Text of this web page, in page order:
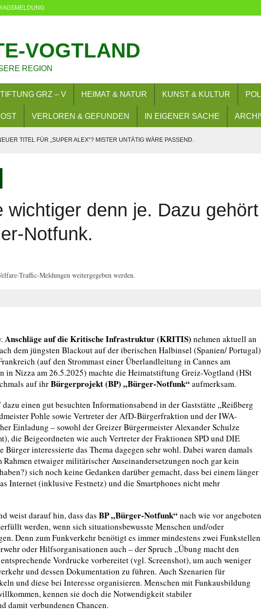
VOGTLAND
REGION
GRZ – V HEIMAT & NATUR KUNST & KULTUR
VERLOREN & GEFUNDEN IN EIGENER SACHE
TITEL FÜR „SUPER ALEX“? MISTER UNTÄTIG WÄRE PASSEND.
OHNE FAHRERLAUBNIS
ALS 380 KINDER BESUCHEN FLORIANBILDUNGSZENTRUM (FLOBIZ)
AUF SPIELPLATZ
wichtiger denn je. Dazu gehört
Notfunk.
Traffic-Meldungen weitergegeben werden.
Anschläge auf die Kritische Infrastruktur(KRITIS) nehmen aktuell an
dem jüngsten Blackout auf der iberischen Halbinsel (Spanien/ Portugal)
(auf den Strommast einer Überlandleitung in Cannes am
in Nizza am 26.5.2025) machte die Heimatstiftung Greiz-Vogtland (HSt
auf ihrBürgerprojekt (BP) „Bürger-Notfunk“aufmerksam.
einen gut besuchten Informationsabend in der Gaststätte „Reißberg
Pohle sowie Vertreter der AfD-Bürgerfraktion und der IWA-
Einladung – sowohl der Greizer Bürgermeister Alexander Schulze
die Beigeordneten wie auch Vertreter der Fraktionen SPD und DIE
interessierte das Thema dagegen sehr wohl. Dabei waren damals
etwaiger militärischer Auseinandersetzungen noch gar kein
sich noch keine Gedanken darüber gemacht, dass bei einem länger
Internet (inklusive Festnetz) und die Smartphones nicht mehr
weist darauf hin, dass das BP „Bürger-Notfunk“nach wie vor angeboten
werden, wenn sich situationsbewusste Menschen und/oder
Denn zum Funkverkehr benötigt es immer mindestens zwei
oder Hilfsorganisationen auch – der Spruch „Übung macht den
Vordrucke vorbereitet (vgl. Screenshot), um auch weniger
und dessen Dokumentation zu führen. Auch Szenarien für
und diese bei Interesse organisieren. Menschen mit Funkausbildung
kennen sie doch die Notwendigkeit stabiler
damit verbundenen Chancen.